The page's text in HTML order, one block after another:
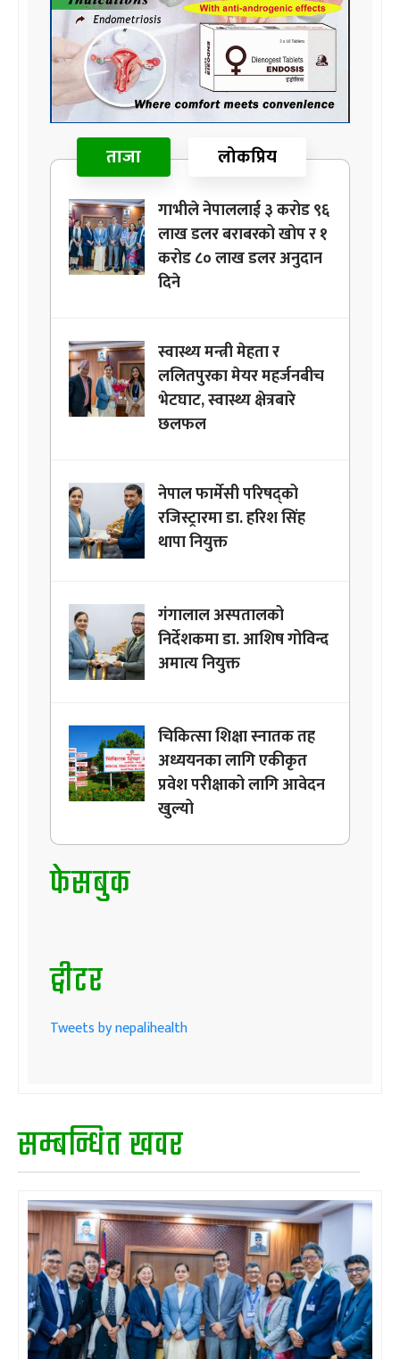
ताजा लोकप्रिय
गाभीले नेपाललाई ३ करोड ९६
लाख डलर बराबरको खोप र १
करोड ८० लाख डलर अनुदान
दिने
स्वास्थ्य मन्त्री मेहता र
ललितपुरका मेयर महर्जनबीच
भेटघाट, स्वास्थ्य क्षेत्रबारे
छलफल
नेपाल फार्मेसी परिषद्को
रजिस्ट्रारमा डा. हरिश सिंह
थापा नियुक्त
गंगालाल अस्पतालको
निर्देशकमा डा. आशिष गोविन्द
अमात्य नियुक्त
चिकित्सा शिक्षा स्नातक तह
अध्ययनका लागि एकीकृत
प्रवेश परीक्षाको लागि आवेदन
खुल्यो
फेसबुक
ट्वीटर
Tweets by nepalihealth
सम्बन्धित खवर